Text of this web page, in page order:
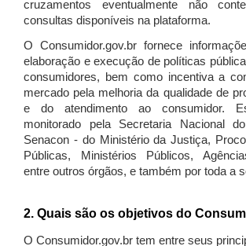
cruzamentos eventualmente não
consultas disponíveis na plataforma.
O Consumidor.gov.br fornece
elaboração e execução de políticas
consumidores, bem como incentiva a
mercado pela melhoria da qualidade de
e do atendimento ao consumidor.
monitorado pela Secretaria Nacional
Senacon - do Ministério da Justiça,
Públicas, Ministérios Públicos,
entre outros órgãos, e também por toda a
2. Quais são os objetivos do
O Consumidor.gov.br tem entre seus